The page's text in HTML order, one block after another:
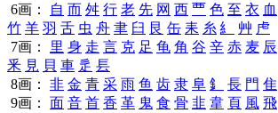
6画：
自 而 舛 行 老 先 网 西 覀 色 至 衣 血
竹 羊 羽 舌 虫 舟 聿 臼 艮 缶 耒 糸 糹 艸 虍
7画： 里 身 走 言 克 足 龟 角 谷 辛 赤 麦 辰
釆 見 貝 車 辵 镸
8画： 非 金 青 采 雨 鱼 齿 隶 阜 釒 長 門 隹
9画： 面 音 首 香 革 鬼 食 骨 韭 韋 頁 風 飛